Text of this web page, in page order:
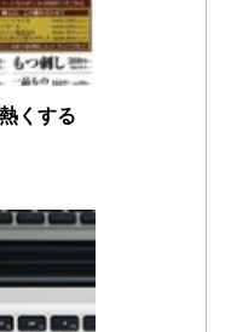
くする